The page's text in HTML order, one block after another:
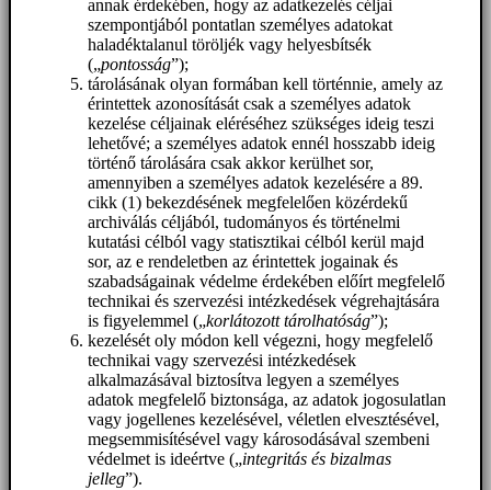
annak érdekében, hogy az adatkezelés céljai
szempontjából pontatlan személyes adatokat
haladéktalanul töröljék vagy helyesbítsék
(„pontosság”);
tárolásának olyan formában kell történnie, amely az
érintettek azonosítását csak a személyes adatok
kezelése céljainak eléréséhez szükséges ideig teszi
lehetővé; a személyes adatok ennél hosszabb ideig
történő tárolására csak akkor kerülhet sor,
amennyiben a személyes adatok kezelésére a 89.
cikk (1) bekezdésének megfelelően közérdekű
archiválás céljából, tudományos és történelmi
kutatási célból vagy statisztikai célból kerül majd
sor, az e rendeletben az érintettek jogainak és
szabadságainak védelme érdekében előírt megfelelő
technikai és szervezési intézkedések végrehajtására
is figyelemmel („korlátozott tárolhatóság”);
kezelését oly módon kell végezni, hogy megfelelő
technikai vagy szervezési intézkedések
alkalmazásával biztosítva legyen a személyes
adatok megfelelő biztonsága, az adatok jogosulatlan
vagy jogellenes kezelésével, véletlen elvesztésével,
megsemmisítésével vagy károsodásával szembeni
védelmet is ideértve („integritás és bizalmas
jelleg”).